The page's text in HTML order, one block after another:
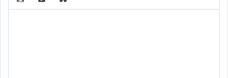
Вставить видео
Вставка контента с других сервисов (Youtube,
Вставка цитаты